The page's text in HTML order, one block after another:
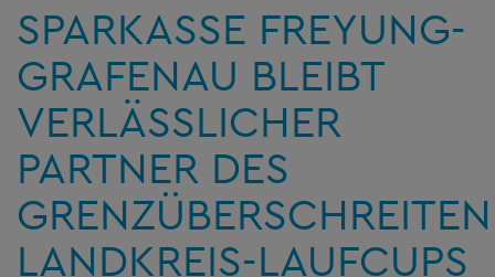
SPARKASSE FREYUNG-
GRAFENAU BLEIBT
VERLÄSSLICHER
PARTNER DES
LANDKREIS-LAUFCUPS